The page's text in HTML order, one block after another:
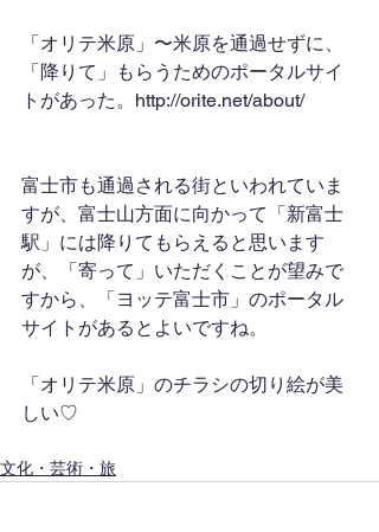
「オリテ米原」〜米原を通過せずに、
「降りて」もらうためのポータルサイ
トがあった。http://orite.net/about/
富士市も通過される街といわれていま
すが、富士山方面に向かって「新富士
駅」には降りてもらえると思います
が、「寄って」いただくことが望みで
すから、「ヨッテ富士市」のポータル
サイトがあるとよいですね。
「オリテ米原」のチラシの切り絵が美
しい♡
文化・芸術・旅